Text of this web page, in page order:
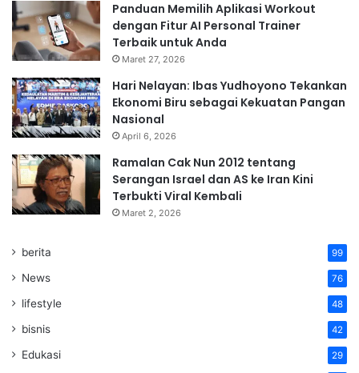
Panduan Memilih Aplikasi Workout
dengan Fitur AI Personal Trainer
Terbaik untuk Anda
Maret 27, 2026
Hari Nelayan: Ibas Yudhoyono Tekankan
Ekonomi Biru sebagai Kekuatan Pangan
Nasional
April 6, 2026
Ramalan Cak Nun 2012 tentang
Serangan Israel dan AS ke Iran Kini
Terbukti Viral Kembali
Maret 2, 2026
berita 99
News 76
lifestyle 48
bisnis 42
Edukasi 29